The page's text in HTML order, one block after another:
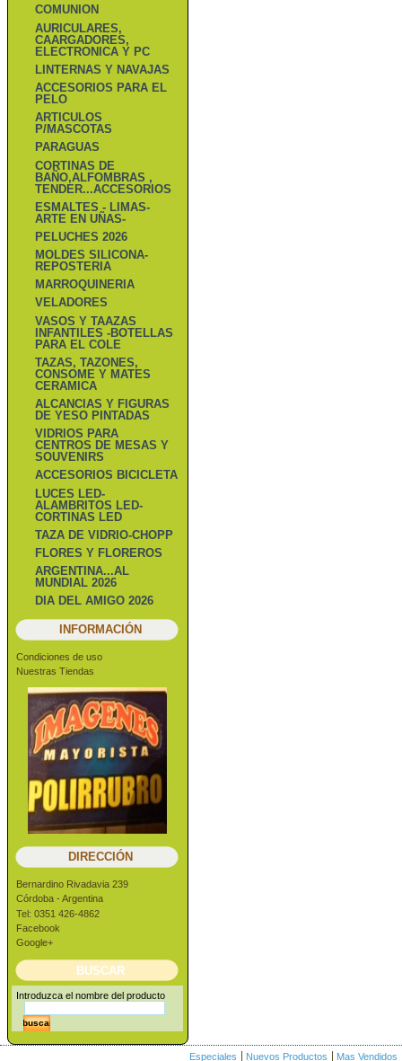
COMUNION
AURICULARES,
CAARGADORES,
ELECTRONICA Y PC
LINTERNAS Y NAVAJAS
ACCESORIOS PARA EL
PELO
ARTICULOS
P/MASCOTAS
PARAGUAS
CORTINAS DE
BAÑO,ALFOMBRAS ,
TENDER...ACCESORIOS
ESMALTES - LIMAS-
ARTE EN UÑAS-
PELUCHES 2026
MOLDES SILICONA-
REPOSTERIA
MARROQUINERIA
VELADORES
VASOS Y TAAZAS
INFANTILES -BOTELLAS
PARA EL COLE
TAZAS, TAZONES,
CONSOME Y MATES
CERAMICA
ALCANCIAS Y FIGURAS
DE YESO PINTADAS
VIDRIOS PARA
CENTROS DE MESAS Y
SOUVENIRS
ACCESORIOS BICICLETA
LUCES LED-
ALAMBRITOS LED-
CORTINAS LED
TAZA DE VIDRIO-CHOPP
FLORES Y FLOREROS
ARGENTINA...AL
MUNDIAL 2026
DIA DEL AMIGO 2026
INFORMACIÓN
Condiciones de uso
Nuestras Tiendas
DIRECCIÓN
Bernardino Rivadavia 239
Córdoba - Argentina
Tel: 0351 426-4862
Facebook
Google+
BUSCAR
Introduzca el nombre del producto
Especiales Nuevos Productos Mas Vendidos